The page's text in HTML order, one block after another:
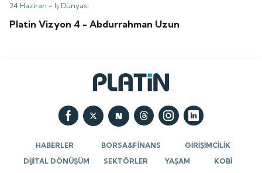
24 Haziran - İş Dünyası
Platin Vizyon 4 - Abdurrahman Uzun
HABERLER BORSA&FİNANS
GİRİŞİMCİLİK
DİJİTAL DÖNÜŞÜM
SEKTÖRLER YAŞAM
KOBİ